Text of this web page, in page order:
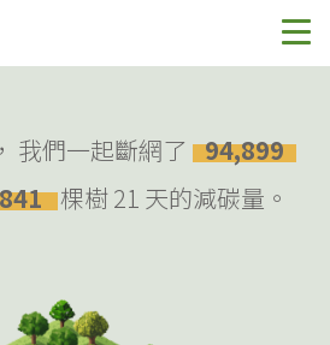
我們一起斷網了 94,899
841 棵樹 21 天的減碳量。